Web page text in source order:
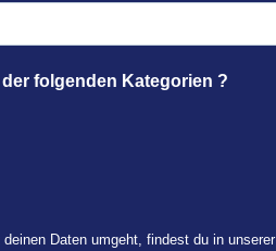
folgenden Kategorien ?
Daten umgeht, findest du in unserer